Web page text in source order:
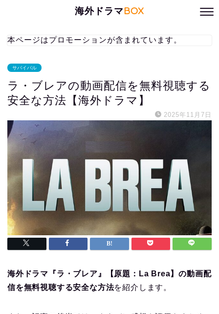
海外ドラマBOX
本ページはプロモーションが含まれています。
サバイバル
ラ・ブレアの動画配信を無料視聴する
安全な方法【海外ドラマ】
2025年11月7日
海外ドラマ『ラ・ブレア』【原題：La Brea】の動画配
信を無料視聴する安全な方法を紹介します。